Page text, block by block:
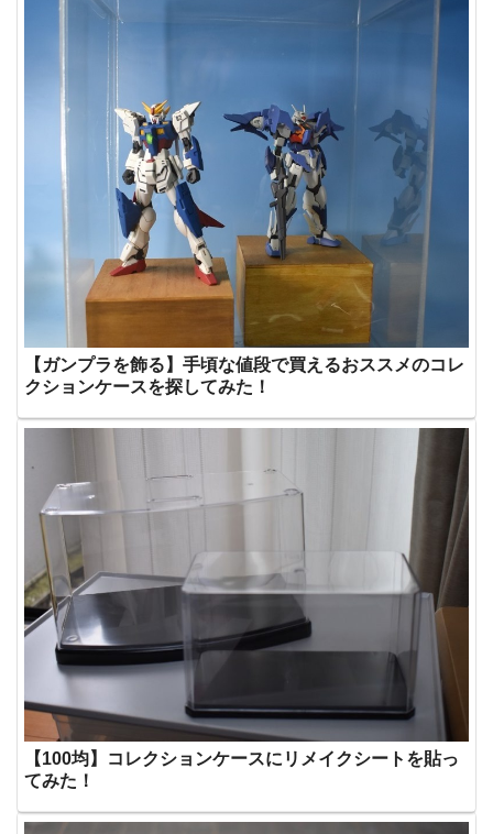
【ガンプラを飾る】手頃な値段で買えるおススメのコレ
クションケースを探してみた！
【100均】コレクションケースにリメイクシートを貼っ
てみた！